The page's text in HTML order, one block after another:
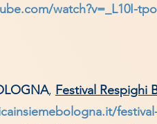
watch?v=_L10I-
, Festival Respighi